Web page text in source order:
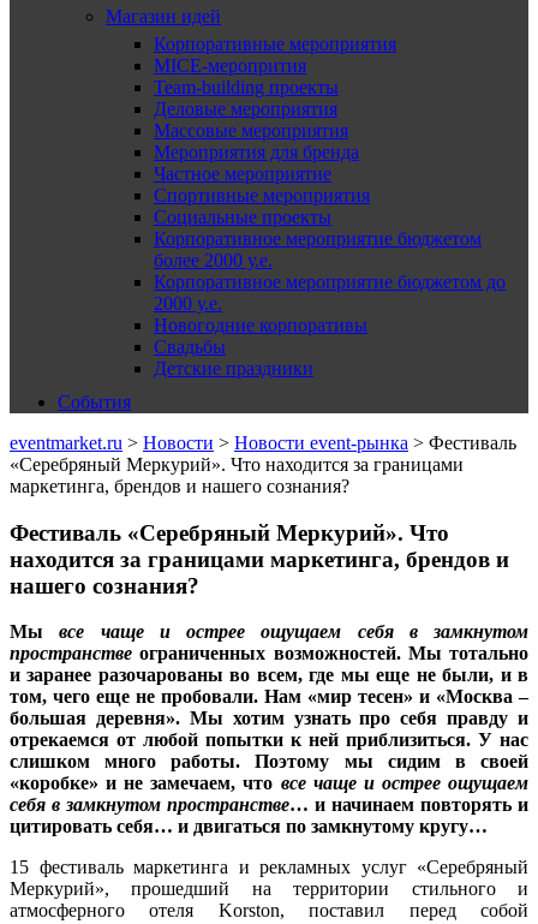
Магазин идей
Корпоративные мероприятия
MICE-меропрития
Team-building проекты
Деловые мероприятия
Массовые мероприятия
Мероприятия для бренда
Частное мероприятие
Спортивные мероприятия
Социальные проекты
Корпоративное мероприятие бюджетом
более 2000 у.е.
Корпоративное мероприятие бюджетом до
2000 у.е.
Новогодние корпоративы
Свадьбы
Детские праздники
События
eventmarket.ru > Новости > Новости event-рынка > Фестиваль
«Серебряный Меркурий». Что находится за границами
маркетинга, брендов и нашего сознания?
Фестиваль «Серебряный Меркурий». Что
находится за границами маркетинга, брендов и
нашего сознания?
Мывсе чаще и острее ощущаем себя в замкнутом
пространстве ограниченных возможностей. Мы тотально
и заранее разочарованы во всем, где мы еще не были, и в
том, чего еще не пробовали. Нам «мир тесен» и «Москва –
большая деревня». Мы хотим узнать про себя правду и
отрекаемся от любой попытки к ней приблизиться. У нас
слишком много работы. Поэтому мы сидим в своей
«коробке» и не замечаем, что все чаще и острее ощущаем
себя в замкнутом пространстве… и начинаем повторять и
цитировать себя… и двигаться по замкнутому кругу…
15 фестиваль маркетинга и рекламных услуг «Серебряный
Меркурий», прошедший на территории стильного и
атмосферного отеля Korston, поставил перед собой